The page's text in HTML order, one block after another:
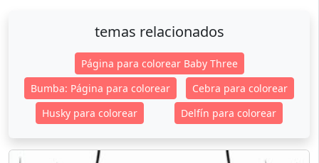
temas relacionados
Página para colorear Baby Three
Bumba: Página para colorear
Cebra para colorear
Husky para colorear
Delfín para colorear